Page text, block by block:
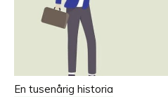
En tusenårig historia